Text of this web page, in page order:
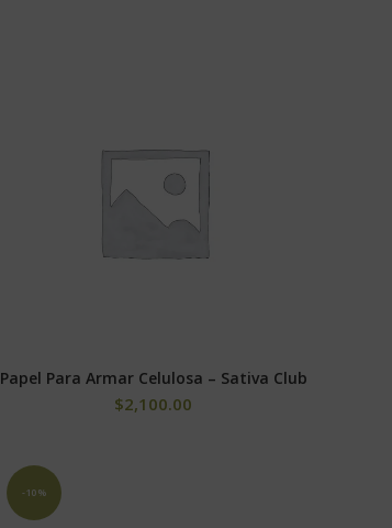
SELECCIONAR OPCIONES
Papel Para Armar Celulosa – Sativa Club
$2,100.00
-10%